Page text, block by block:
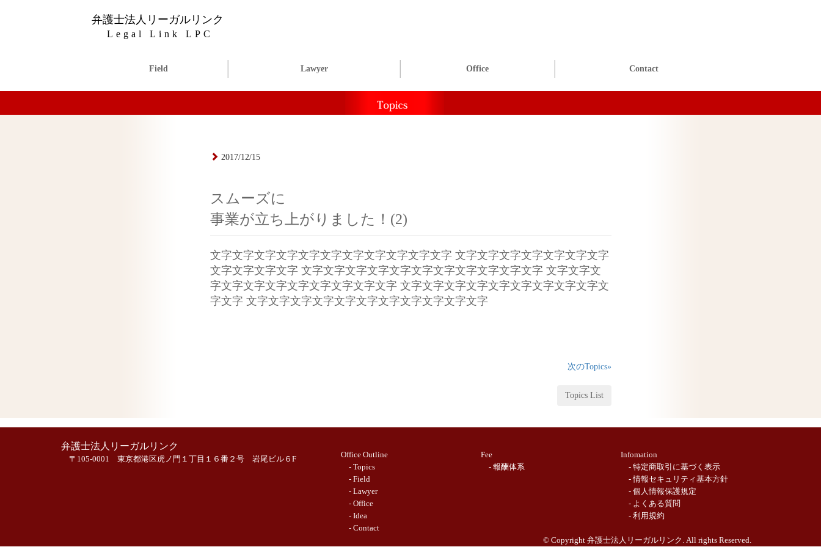
弁護士法人リーガルリンク
Legal Link LPC
Field Lawyer Office Contact
2017/12/15
スムーズに
事業が立ち上がりました！(2)
文字文字文字文字文字文字文字文字文字文字文字 文字文字文字文字文字文字文字
文字文字文字文字 文字文字文字文字文字文字文字文字文字文字文字 文字文字文
字文字文字文字文字文字文字文字文字 文字文字文字文字文字文字文字文字文字文
字文字 文字文字文字文字文字文字文字文字文字文字文字
次のTopics»
Topics List
弁護士法人リーガルリンク
〒105-0001 東京都港区虎ノ門１丁目１６番２号 岩尾ビル６F
Office Outline
- Topics
- Field
- Lawyer
- Office
- Idea
- Contact
Fee
- 報酬体系
Infomation
- 特定商取引に基づく表示
- 情報セキュリティ基本方針
- 個人情報保護規定
- よくある質問
- 利用規約
© Copyright 弁護士法人リーガルリンク. All rights Reserved.